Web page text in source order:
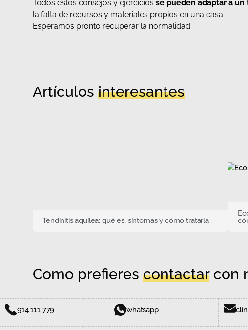
Todos estos consejos y ejerciciosse pueden adaptar a
la falta de recursos y materiales propios en una casa.
Esperamos pronto recuperar la normalidad.
Artículosinteresantes
Tendinitis aquílea: qué es, síntomas y cómo tratarla
Como prefierescontactarcon
914 111 779 whatsapp